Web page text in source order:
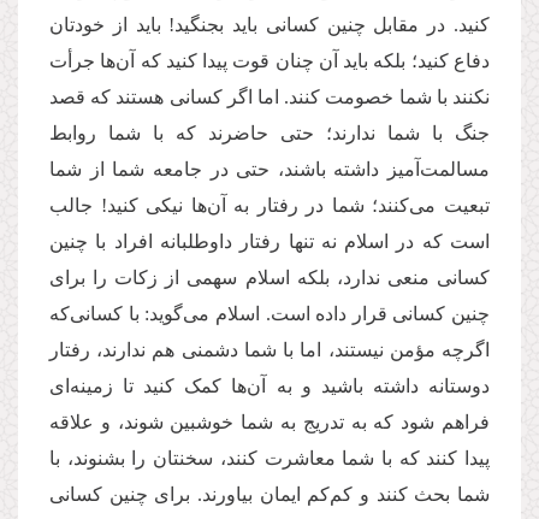
کنید. در مقابل چنین کسانی باید بجنگید! باید از خودتان
دفاع کنید؛ بلکه باید آن چنان قوت پیدا کنید که آن‌ها جرأت
نکنند با شما خصومت کنند. اما اگر کسانی هستند که قصد
جنگ با شما ندارند؛ حتی حاضرند که با شما روابط
مسالمت‌آمیز داشته باشند، حتی در جامعه شما از شما
تبعیت می‌کنند؛ شما در رفتار به آن‌ها نیکی کنید! جالب
است که در اسلام نه تنها رفتار داوطلبانه افراد با چنین
کسانی منعی ندارد، بلکه اسلام سهمی از زکات را برای
چنین کسانی قرار داده است. اسلام می‌گوید: با کسانی‌که
اگرچه مؤمن نیستند، اما با شما دشمنی هم ندارند، رفتار
دوستانه داشته باشید و به آن‌ها کمک کنید تا زمینه‌ای
فراهم ‌شود که به تدریج به شما خوشبین شوند، و علاقه
پیدا کنند که با شما معاشرت کنند، سخنتان را بشنوند، با
شما بحث کنند و کم‌کم ایمان بیاورند. برای چنین کسانی